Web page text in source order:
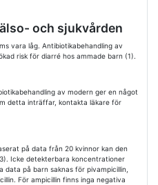
och sjukvården
vara låg. Antibiotikabehandling av
risk för diarré hos ammade barn (1).
av modern ger en något
detta inträffar, kontakta läkare för
på data från 20 kvinnor kan den
Icke detekterbara koncentrationer
data på barn saknas för pivampicillin,
För ampicillin finns inga negativa